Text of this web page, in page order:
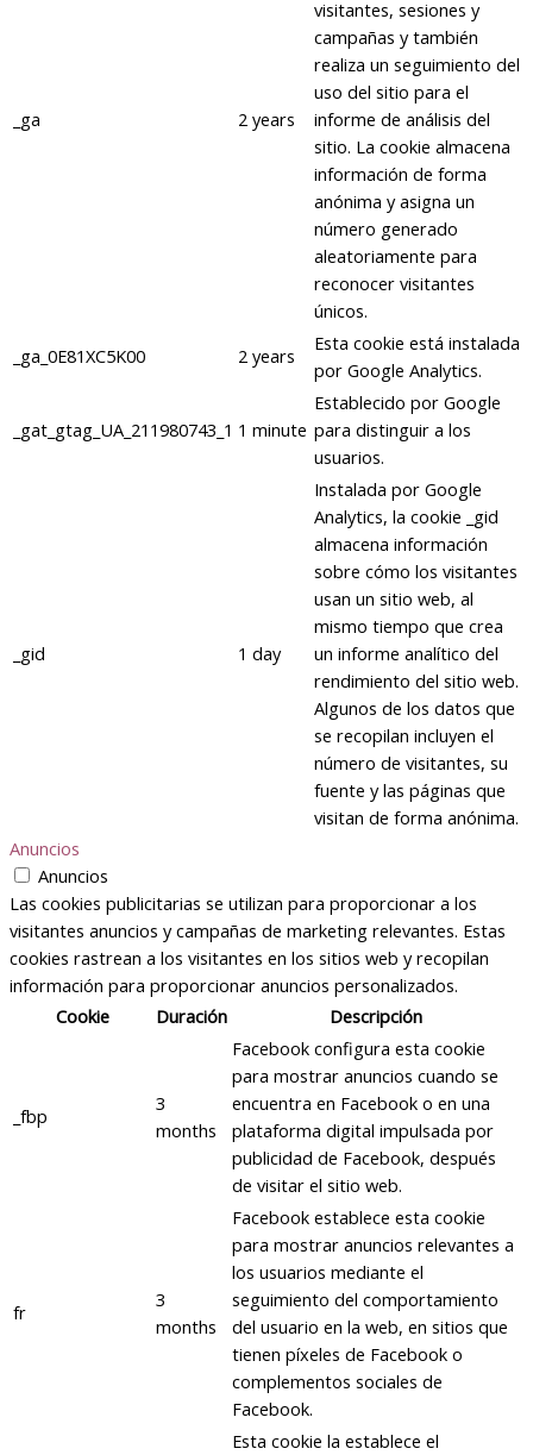
_ga 2 years
visitantes, sesiones y
campañas y también
realiza un seguimiento del
uso del sitio para el
informe de análisis del
sitio. La cookie almacena
información de forma
anónima y asigna un
número generado
aleatoriamente para
reconocer visitantes
únicos.
_ga_0E81XC5K00
2 years
Esta cookie está instalada
por Google Analytics.
_gat_gtag_UA_211980743_1 1 minute
Establecido por Google
para distinguir a los
usuarios.
_gid 1 day
Instalada por Google
Analytics, la cookie _gid
almacena información
sobre cómo los visitantes
usan un sitio web, al
mismo tiempo que crea
un informe analítico del
rendimiento del sitio web.
Algunos de los datos que
se recopilan incluyen el
número de visitantes, su
fuente y las páginas que
visitan de forma anónima.
Anuncios
Anuncios
Las cookies publicitarias se utilizan para proporcionar a los
visitantes anuncios y campañas de marketing relevantes. Estas
cookies rastrean a los visitantes en los sitios web y recopilan
información para proporcionar anuncios personalizados.
Cookie
Duración Descripción
_fbp
3
months
Facebook configura esta cookie
para mostrar anuncios cuando se
encuentra en Facebook o en una
plataforma digital impulsada por
publicidad de Facebook, después
de visitar el sitio web.
fr
3
months
Facebook establece esta cookie
para mostrar anuncios relevantes a
los usuarios mediante el
seguimiento del comportamiento
del usuario en la web, en sitios que
tienen píxeles de Facebook o
complementos sociales de
Facebook.
Esta cookie la establece el